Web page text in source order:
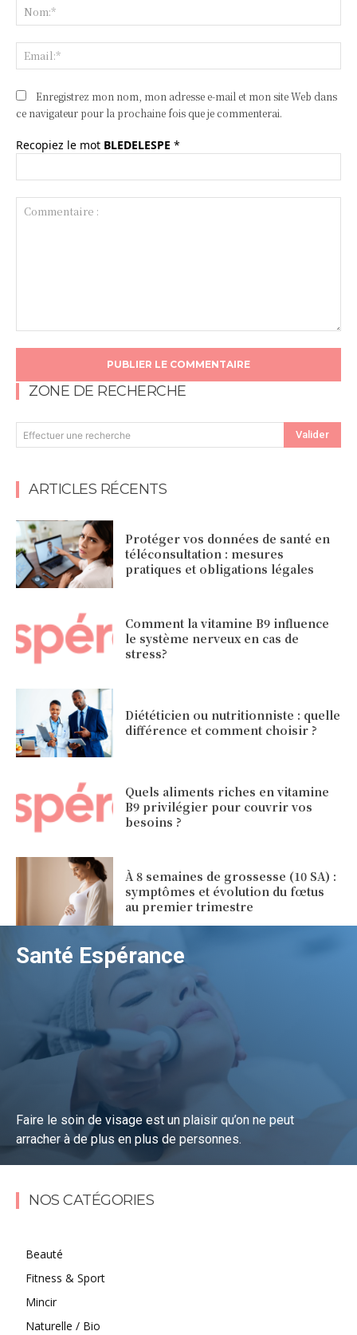
Enregistrez mon nom, mon adresse e-mail et mon site Web dans
ce navigateur pour la prochaine fois que je commenterai.
Recopiez le mot BLEDELESPE *
ZONE DE RECHERCHE
Effectuer une recherche Valider
ARTICLES RÉCENTS
Protéger vos données de santé en
téléconsultation : mesures
pratiques et obligations légales
Comment la vitamine B9 influence
le système nerveux en cas de
stress?
Diététicien ou nutritionniste : quelle
différence et comment choisir ?
Quels aliments riches en vitamine
B9 privilégier pour couvrir vos
besoins ?
À 8 semaines de grossesse (10 SA) :
symptômes et évolution du fœtus
au premier trimestre
Santé Espérance
Faire le soin de visage est un plaisir qu’on ne peut
arracher à de plus en plus de personnes.
Lire la suite
NOS CATÉGORIES
Beauté
Fitness & Sport
Mincir
Naturelle / Bio